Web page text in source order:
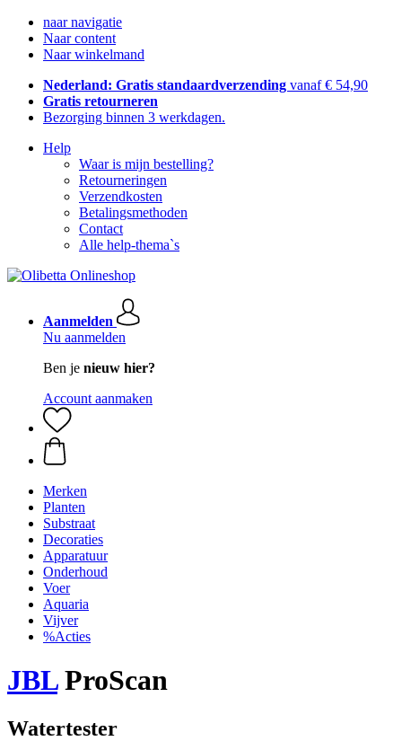
naar navigatie
Naar content
Naar winkelmand
Nederland: Gratis standaardverzending vanaf € 54,90
Gratis retourneren
Bezorging binnen 3 werkdagen.
Help
Waar is mijn bestelling?
Retourneringen
Verzendkosten
Betalingsmethoden
Contact
Alle help-thema`s
Aanmelden
Nu aanmelden
Ben je nieuw hier?
Account aanmaken
Merken
Planten
Substraat
Decoraties
Apparatuur
Onderhoud
Voer
Aquaria
Vijver
%Acties
JBLProScan
Watertester